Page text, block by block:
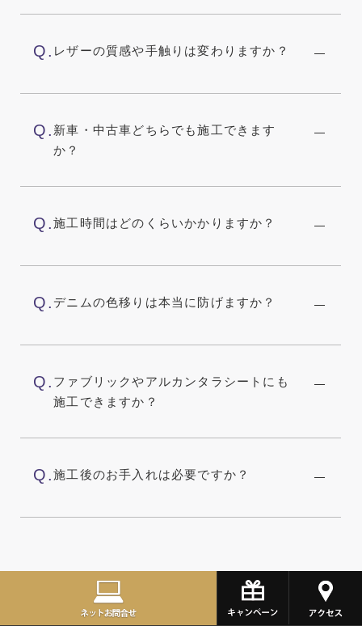
Q. レザーの質感や手触りは変わりますか？
Q.新車・中古車どちらでも施工できます
か？
Q.施工時間はどのくらいかかりますか？
Q. デニムの色移りは本当に防げますか？
Q. ファブリックやアルカンタラシートにも
施工できますか？
Q.施工後のお手入れは必要ですか？